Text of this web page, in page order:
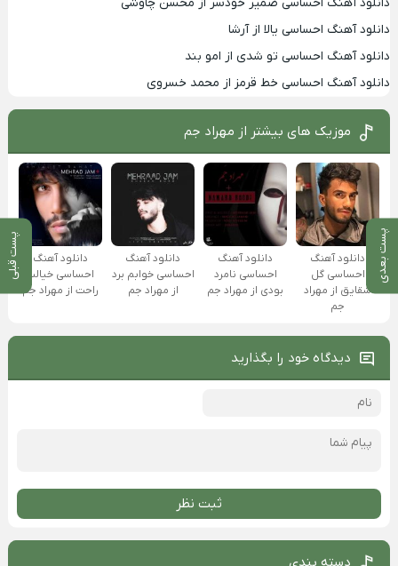
پست بعدی پست قبلی
دانلود آهنگ احساسی یالا از آرشا
دانلود آهنگ احساسی تو شدی از امو بند
دانلود آهنگ احساسی خط قرمز از محمد خسروی
موزیک های بیشتر از مهراد جم
دانلود آهنگ
احساسی گل
شقایق از مهراد
جم
دانلود آهنگ
احساسی نامرد
بودی از مهراد جم
دانلود آهنگ
احساسی خوابم برد
از مهراد جم
دانلود آهنگ
احساسی خیالت
راحت از مهراد جم
دیدگاه خود را بگذارید
ثبت نظر
دسته بندی